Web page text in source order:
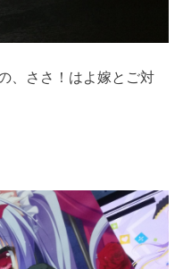
、ささ！はよ嫁とご対